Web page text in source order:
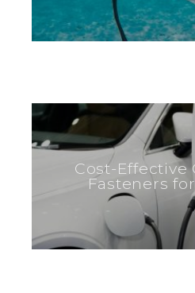
Cost-Effective
Fasteners